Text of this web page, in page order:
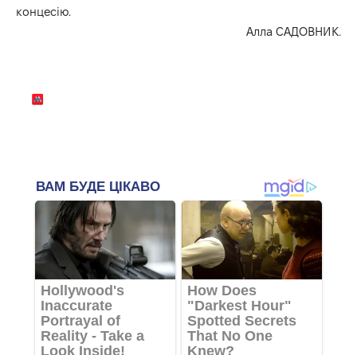
концесію.
Алла САДОВНИК.